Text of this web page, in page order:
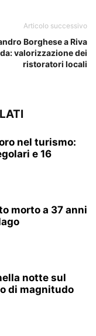
Articolo successivo
Borghese a Riva
valorizzazione dei
ristoratori locali
nel turismo:
e 16
morto a 37 anni
notte sul
di magnitudo